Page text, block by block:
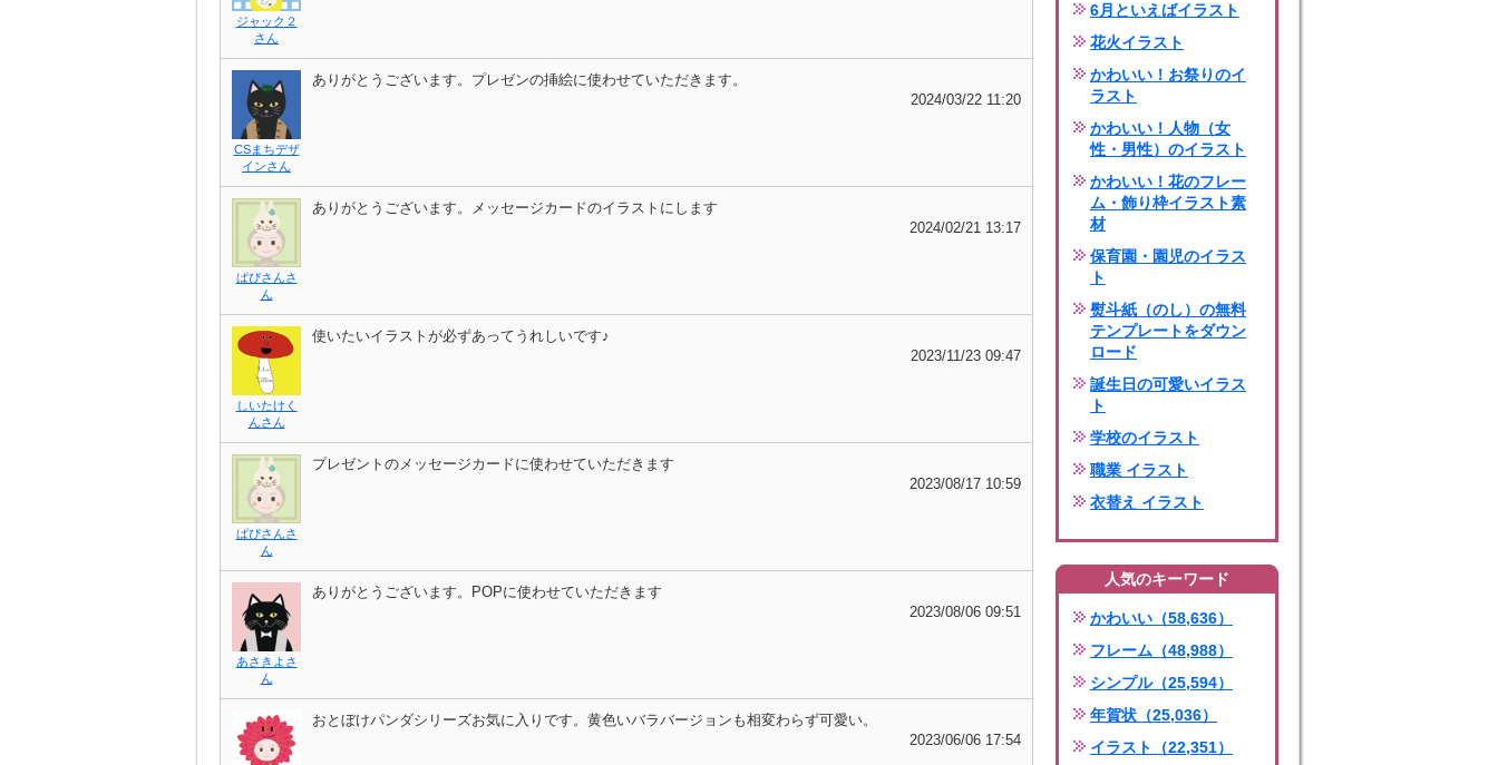
ジャック２
さん
CSまちデザ
インさん
ありがとうございます。プレゼンの挿絵に使わせていただきます。
2024/03/22 11:20
ぱぴさんさ
ん
ありがとうございます。メッセージカードのイラストにします
2024/02/21 13:17
しいたけく
んさん
使いたいイラストが必ずあってうれしいです♪
2023/11/23 09:47
ぱぴさんさ
ん
プレゼントのメッセージカードに使わせていただきます
2023/08/17 10:59
あさきよさ
ん
ありがとうございます。POPに使わせていただきます
2023/08/06 09:51
おとぼけパンダシリーズお気に入りです。黄色いバラバージョンも相変わらず可愛い。
2023/06/06 17:54
6月といえばイラスト
花火イラスト
かわいい！お祭りのイ
ラスト
かわいい！人物（女
性・男性）のイラスト
かわいい！花のフレー
ム・飾り枠イラスト素
材
保育園・園児のイラス
ト
熨斗紙（のし）の無料
テンプレートをダウン
ロード
誕生日の可愛いイラス
ト
学校のイラスト
職業 イラスト
衣替え イラスト
人気のキーワード
かわいい（58,636）
フレーム（48,988）
シンプル（25,594）
年賀状（25,036）
イラスト（22,351）